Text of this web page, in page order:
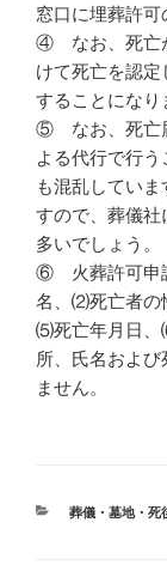
窓口に埋葬許可
④ なお、死亡
けて死亡を認
することになり
⑤ なお、死亡
よる代行で行
も混乱してい
すので、葬儀
多いでしょう。
⑥ 火葬許可申
名、⑵死亡者の
⑸死亡年月日
所、氏名およ
ません。
カ
葬儀・墓地・死